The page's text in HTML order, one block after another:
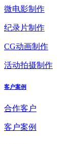
微电影制作
纪录片制作
CG动画制作
活动拍摄制作
客户案例
合作客户
客户案例